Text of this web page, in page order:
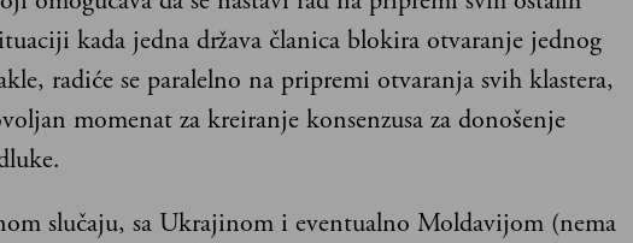
kada jedna država članica blokira otvaranje jednog
radiće se paralelno na pripremi otvaranja svih klastera,
momenat za kreiranje konsenzusa za donošenje
slučaju, sa Ukrajinom i eventualno Moldavijom (nema